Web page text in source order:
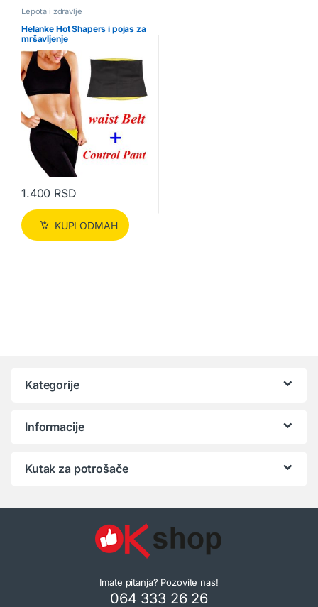
Lepota i zdravlje
Helanke Hot Shapers i pojas za
mršavljenje
1.400 RSD
KUPI ODMAH
Kategorije
Informacije
Kutak za potrošače
Imate pitanja? Pozovite nas!
064 333 26 26